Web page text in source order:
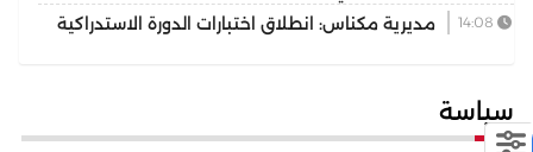
رهان التجمع الوطني للأحرار بإقليم بركان
مديرية مكناس: انطلاق اختبارات الدورة الاستدراكية
سياسة